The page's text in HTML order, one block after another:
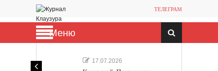
ТЕЛЕГРАМ
Меню
17.07.2026